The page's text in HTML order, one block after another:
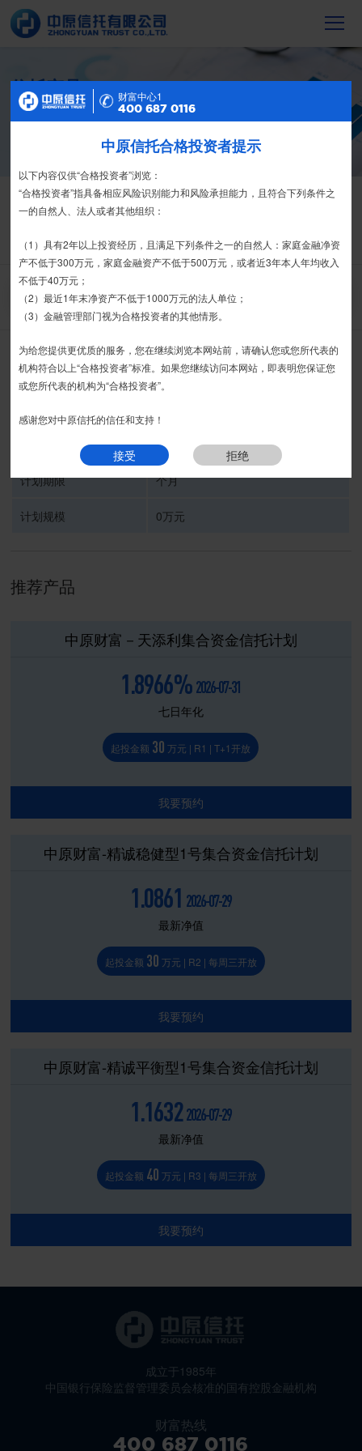
信托产品
截至2023年末，中原信托累计管理信托财
产16088亿元，按时足额交付到期信托财
信托产品
热销产品
精英理财俱乐部 家族信托 财富网点 客户反馈 征信异议申请
运营期
信托计划名称
计划期限 个月
计划规模 0万元
推荐产品
中原财富－天添利集合资金信托计划
1.8966% 2026-07-31
七日年化
起投金额 30 万元 | R1 | T+1开放
我要预约
中原财富-精诚稳健型1号集合资金信托计划
1.0861 2026-07-29
最新净值
起投金额 30 万元 | R2 | 每周三开放
我要预约
中原财富-精诚平衡型1号集合资金信托计划
1.16322026-07-29
最新净值
起投金额 40 万元 | R3 | 每周三开放
我要预约
成立于1985年
中国银行保险监督管理委员会核准的国有控股金融机构
财富热线
400 687 0116
财富中心2
400 687 0116
特别提示
尊敬的投资者：
合格投资者认证、风险测评、录音录像及电子合同签署应由投资者本人
亲自操作完成，不得由他人代办。
我司信托产品账户均以我司名义开立，所有认购信托产品的资金应根据
信托合同约定转入我司信托产品的银行专用账户。投资者认购我司信托产品
时，请注意不要向任何非我司账户转账、支付现金。
如有疑问，请联系您的专属客户经理或咨询我司客服电话400-
接受 拒绝
财富中心1
400 687 0116
中原信托合格投资者提示
以下内容仅供“合格投资者”浏览：
“合格投资者”指具备相应风险识别能力和风险承担能力，且符合下列条件之
一的自然人、法人或者其他组织：
（1）具有2年以上投资经历，且满足下列条件之一的自然人：家庭金融净资
产不低于300万元，家庭金融资产不低于500万元，或者近3年本人年均收入
不低于40万元；
（2）最近1年末净资产不低于1000万元的法人单位；
（3）金融管理部门视为合格投资者的其他情形。
为给您提供更优质的服务，您在继续浏览本网站前，请确认您或您所代表的
机构符合以上“合格投资者”标准。如果您继续访问本网站，即表明您保证您
或您所代表的机构为“合格投资者”。
感谢您对中原信托的信任和支持！
接受 拒绝